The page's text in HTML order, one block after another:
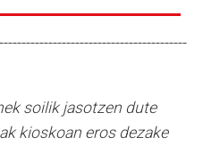
soilik jasotzen dute
kioskoan eros dezake